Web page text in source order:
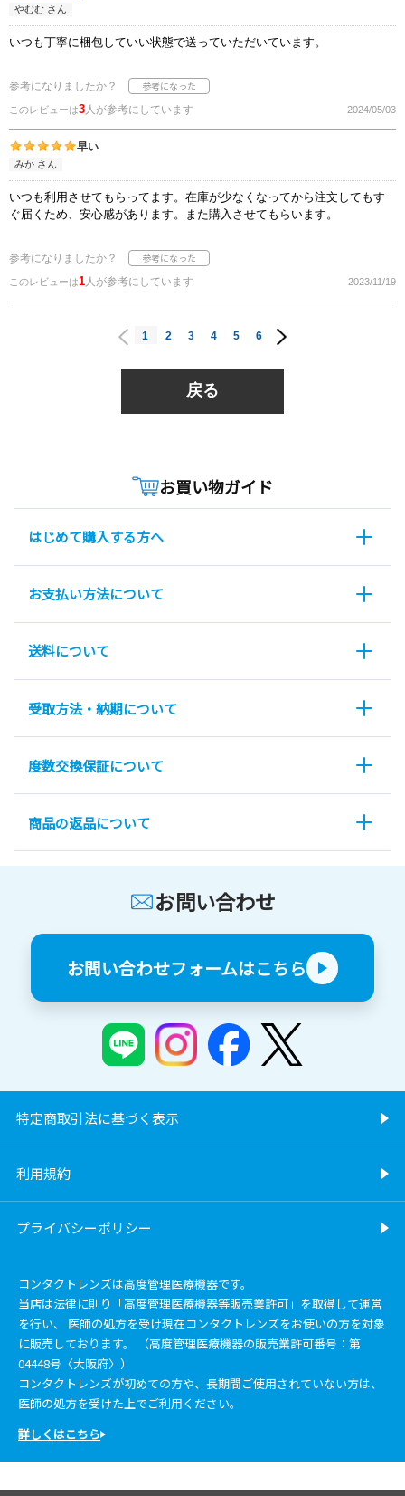
やむむ さん
いつも丁寧に梱包していい状態で送っていただいています。
参考になりましたか？
このレビューは3人が参考にしています 2024/05/03
早い
みか さん
いつも利用させてもらってます。在庫が少なくなってから注文してもす
ぐ届くため、安心感があります。また購入させてもらいます。
参考になりましたか？
このレビューは1人が参考にしています 2023/11/19
1 2 3 4 5 6
戻る
お買い物ガイド
はじめて購入する方へ
お支払い方法について
送料について
受取方法・納期について
度数交換保証について
商品の返品について
お問い合わせ
お問い合わせフォームはこちら
特定商取引法に基づく表示
利用規約
プライバシーポリシー
コンタクトレンズは高度管理医療機器です。
当店は法律に則り「高度管理医療機器等販売業許可」を取得して運営
を行い、 医師の処方を受け現在コンタクトレンズをお使いの方を対象
に販売しております。 （高度管理医療機器の販売業許可番号：第
04448号〈大阪府〉）
コンタクトレンズが初めての方や、長期間ご使用されていない方は、
医師の処方を受けた上でご利用ください。
詳しくはこちら